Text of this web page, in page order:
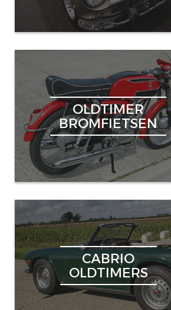
OLDTIMER
BROMFIETSEN
CABRIO
OLDTIMERS